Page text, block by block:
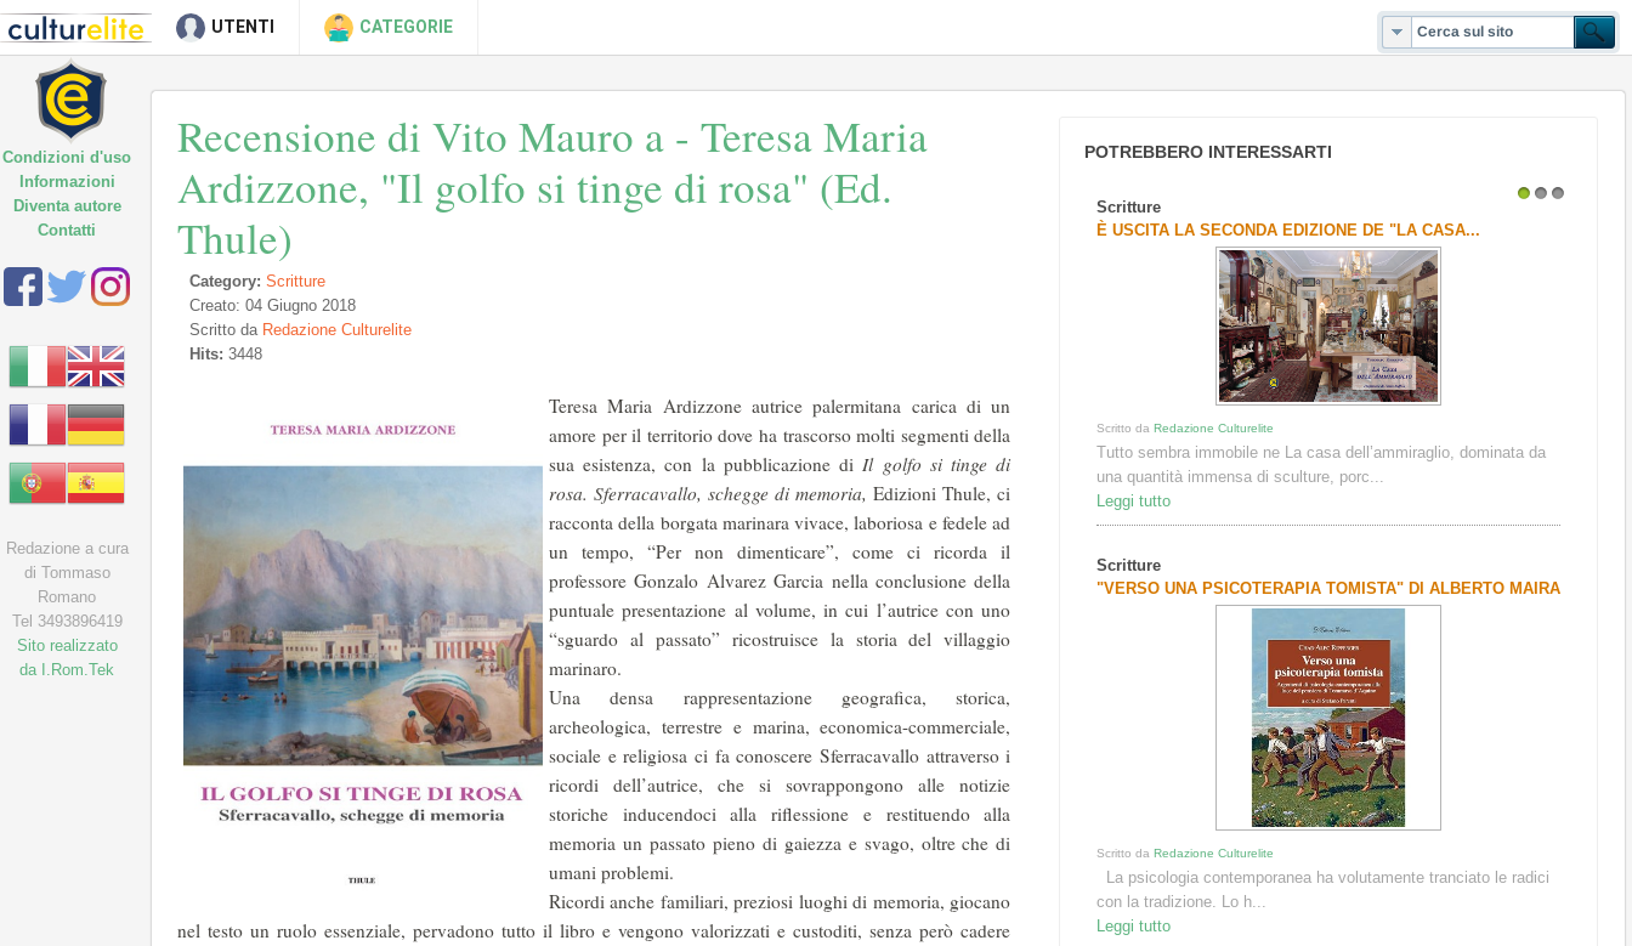
UTENTI CATEGORIE
Recensione di Vito Mauro a - Teresa Maria
Ardizzone, "Il golfo si tinge di rosa" (Ed.
Thule)
Category: Scritture
Creato: 04 Giugno 2018
Scritto da Redazione Culturelite
Hits: 3448
Teresa Maria Ardizzone autrice palermitana carica di un
amore per il territorio dove ha trascorso molti segmenti della
sua esistenza, con la pubblicazione diIl golfo si tinge di
rosa. Sferracavallo, schegge di memoria,Edizioni Thule, ci
racconta della borgata marinara vivace, laboriosa e fedele ad
un tempo, “Per non dimenticare”, come ci ricorda il
professore Gonzalo Alvarez Garcia nella conclusione della
puntuale presentazione al volume, in cui l’autrice con uno
“sguardo al passato” ricostruisce la storia del villaggio
marinaro.
Una densa rappresentazione geografica, storica,
archeologica, terrestre e marina, economica-commerciale,
sociale e religiosa ci fa conoscere Sferracavallo attraverso i
ricordi dell’autrice, che si sovrappongono alle notizie
storiche inducendoci alla riflessione e restituendo alla
memoria un passato pieno di gaiezza e svago, oltre che di
umani problemi.
Ricordi anche familiari, preziosi luoghi di memoria, giocano
nel testo un ruolo essenziale, pervadono tutto il libro e vengono valorizzati e custoditi, senza però cadere
POTREBBERO INTERESSARTI
Scritture
È USCITA LA SECONDA EDIZIONE DE "LA CASA...
Scritto daRedazione Culturelite
Tutto sembra immobile ne La casa dell’ammiraglio, dominata da
una quantità immensa di sculture, porc...
Leggi tutto
Scritture
"VERSO UNA PSICOTERAPIA TOMISTA" DI ALBERTO MAIRA
Scritto daRedazione Culturelite
La psicologia contemporanea ha volutamente tranciato le radici
con la tradizione. Lo h...
Leggi tutto
Condizioni d'uso
Informazioni
Diventa autore
Contatti
Redazione a cura
di Tommaso
Romano
Tel 3493896419
Sito realizzato
da I.Rom.Tek